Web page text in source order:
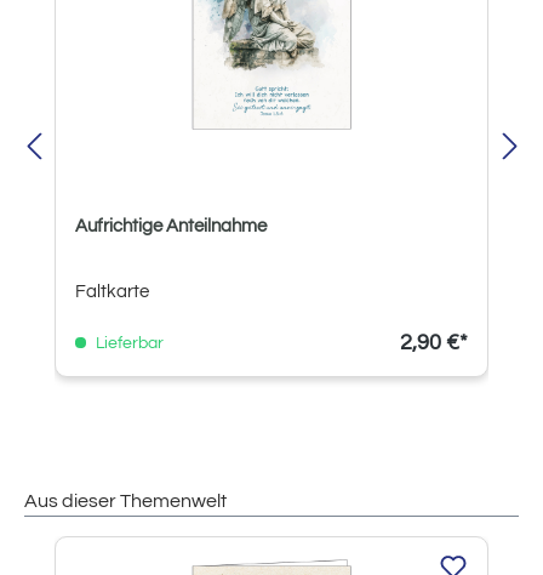
Aufrichtige Anteilnahme
Faltkarte
Lieferbar 2,90 €*
Aus dieser Themenwelt
Produktgalerie überspringen